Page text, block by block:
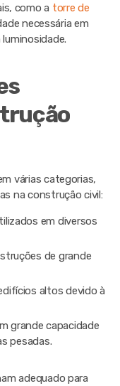
como a torre de
necessária em
várias categorias,
na construção civil:
em diversos
de grande
altos devido à
grande capacidade
pesadas.
adequado para